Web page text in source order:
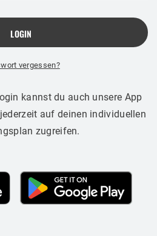
vergessen?
kannst du auch unsere App
auf deinen individuellen
zugreifen.